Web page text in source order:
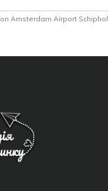
Amsterdam Airport Schiphol